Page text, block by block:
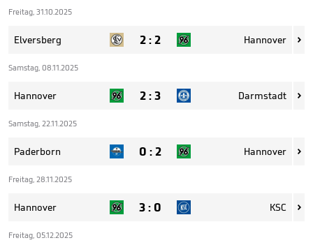
Freitag, 31.10.2025
Elversberg 2:2 Hannover 
Samstag, 08.11.2025
Hannover 2:3 Darmstadt 
Samstag, 22.11.2025
Paderborn 0 :2 Hannover 
Freitag, 28.11.2025
Hannover 3: 0 KSC 
Freitag, 05.12.2025